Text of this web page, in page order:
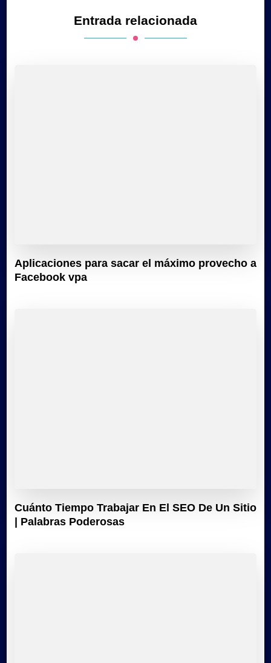
Entrada relacionada
Aplicaciones para sacar el máximo provecho a
Facebook vpa
Cuánto Tiempo Trabajar En El SEO De Un Sitio
| Palabras Poderosas